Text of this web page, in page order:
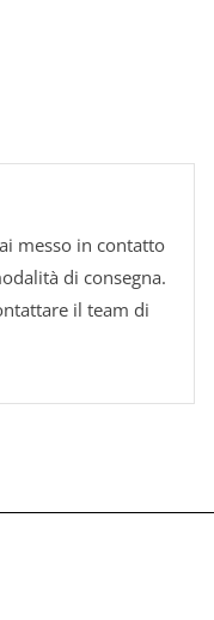
messo in contatto
di consegna.
il team di